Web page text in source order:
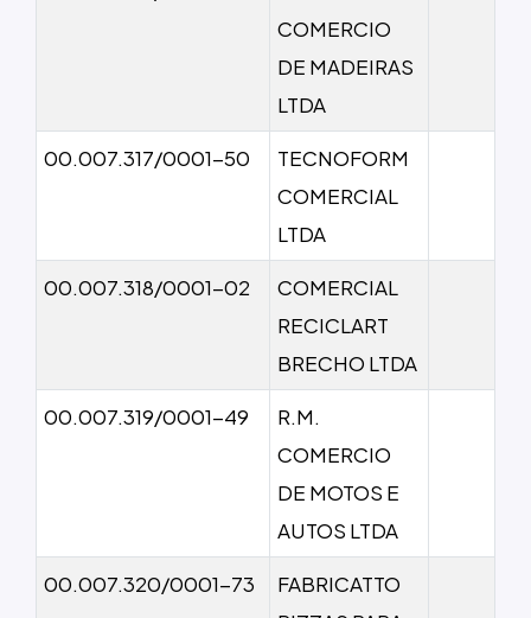
COMERCIO
DE MADEIRAS
LTDA
00.007.317/0001-50
TECNOFORM
COMERCIAL
LTDA
00.007.318/0001-02
COMERCIAL
RECICLART
BRECHO LTDA
00.007.319/0001-49
R.M.
COMERCIO
DE MOTOS E
AUTOS LTDA
00.007.320/0001-73
FABRICATTO